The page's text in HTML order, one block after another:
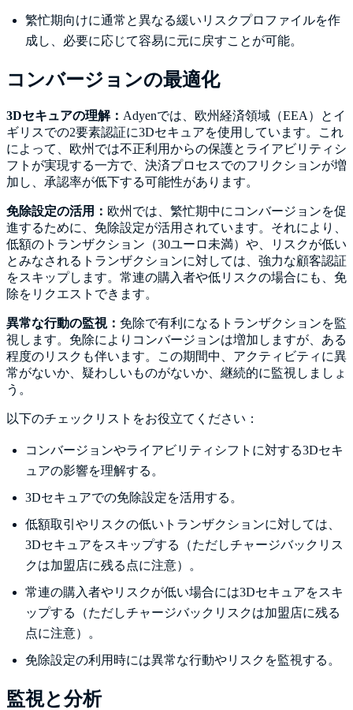
繁忙期向けに通常と異なる緩いリスクプロファイルを作
成し、必要に応じて容易に元に戻すことが可能。
コンバージョンの最適化
3Dセキュアの理解： Adyenでは、欧州経済領域（EEA）とイ
ギリスでの2要素認証に3Dセキュアを使用しています。これ
によって、欧州では不正利用からの保護とライアビリティシ
フトが実現する一方で、決済プロセスでのフリクションが増
加し、承認率が低下する可能性があります。
免除設定の活用： 欧州では、繁忙期中にコンバージョンを促
進するために、免除設定が活用されています。それにより、
低額のトランザクション（30ユーロ未満）や、リスクが低い
とみなされるトランザクションに対しては、強力な顧客認証
をスキップします。常連の購入者や低リスクの場合にも、免
除をリクエストできます。
異常な行動の監視： 免除で有利になるトランザクションを監
視します。免除によりコンバージョンは増加しますが、ある
程度のリスクも伴います。この期間中、アクティビティに異
常がないか、疑わしいものがないか、継続的に監視しましょ
う。
以下のチェックリストをお役立てください：
コンバージョンやライアビリティシフトに対する3Dセキ
ュアの影響を理解する。
3Dセキュアでの免除設定を活用する。
低額取引やリスクの低いトランザクションに対しては、
3Dセキュアをスキップする（ただしチャージバックリス
クは加盟店に残る点に注意）。
常連の購入者やリスクが低い場合には3Dセキュアをスキ
ップする（ただしチャージバックリスクは加盟店に残る
点に注意）。
免除設定の利用時には異常な行動やリスクを監視する。
監視と分析